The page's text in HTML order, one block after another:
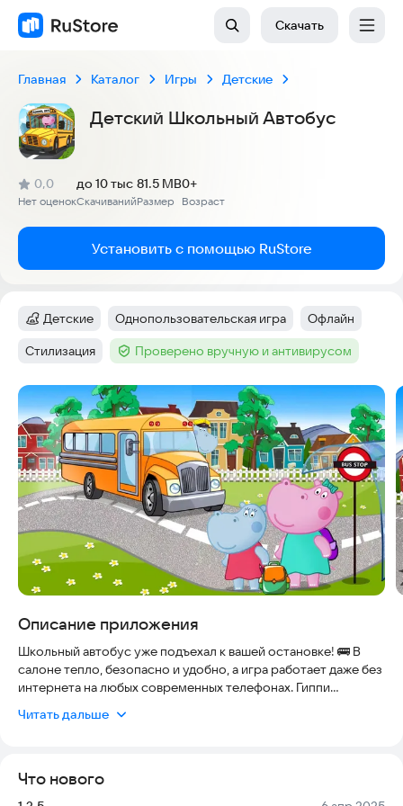
Скачать
Главная Каталог Игры Детские
Детский Школьный Автобус
Рейтинг:
0,0
(
Нет оценок
)
Скачиваний
до 10 тыс
Размер
81.5 MB
Возраст
0+
Установить с помощью RuStore
Категория:
Детские Тег:
Однопользовательская игра Тег:
Офлайн
Тег:
Стилизация Тег :Проверено вручную и антивирусом
Скриншоты
Описание приложения
Школьный автобус уже подъехал к вашей остановке! 🚌 В
салоне тепло, безопасно и удобно, а игра работает даже без
интернета на любых современных телефонах. Гиппи
единственный водитель, и весь город в вашем
Читать дальше
Что нового